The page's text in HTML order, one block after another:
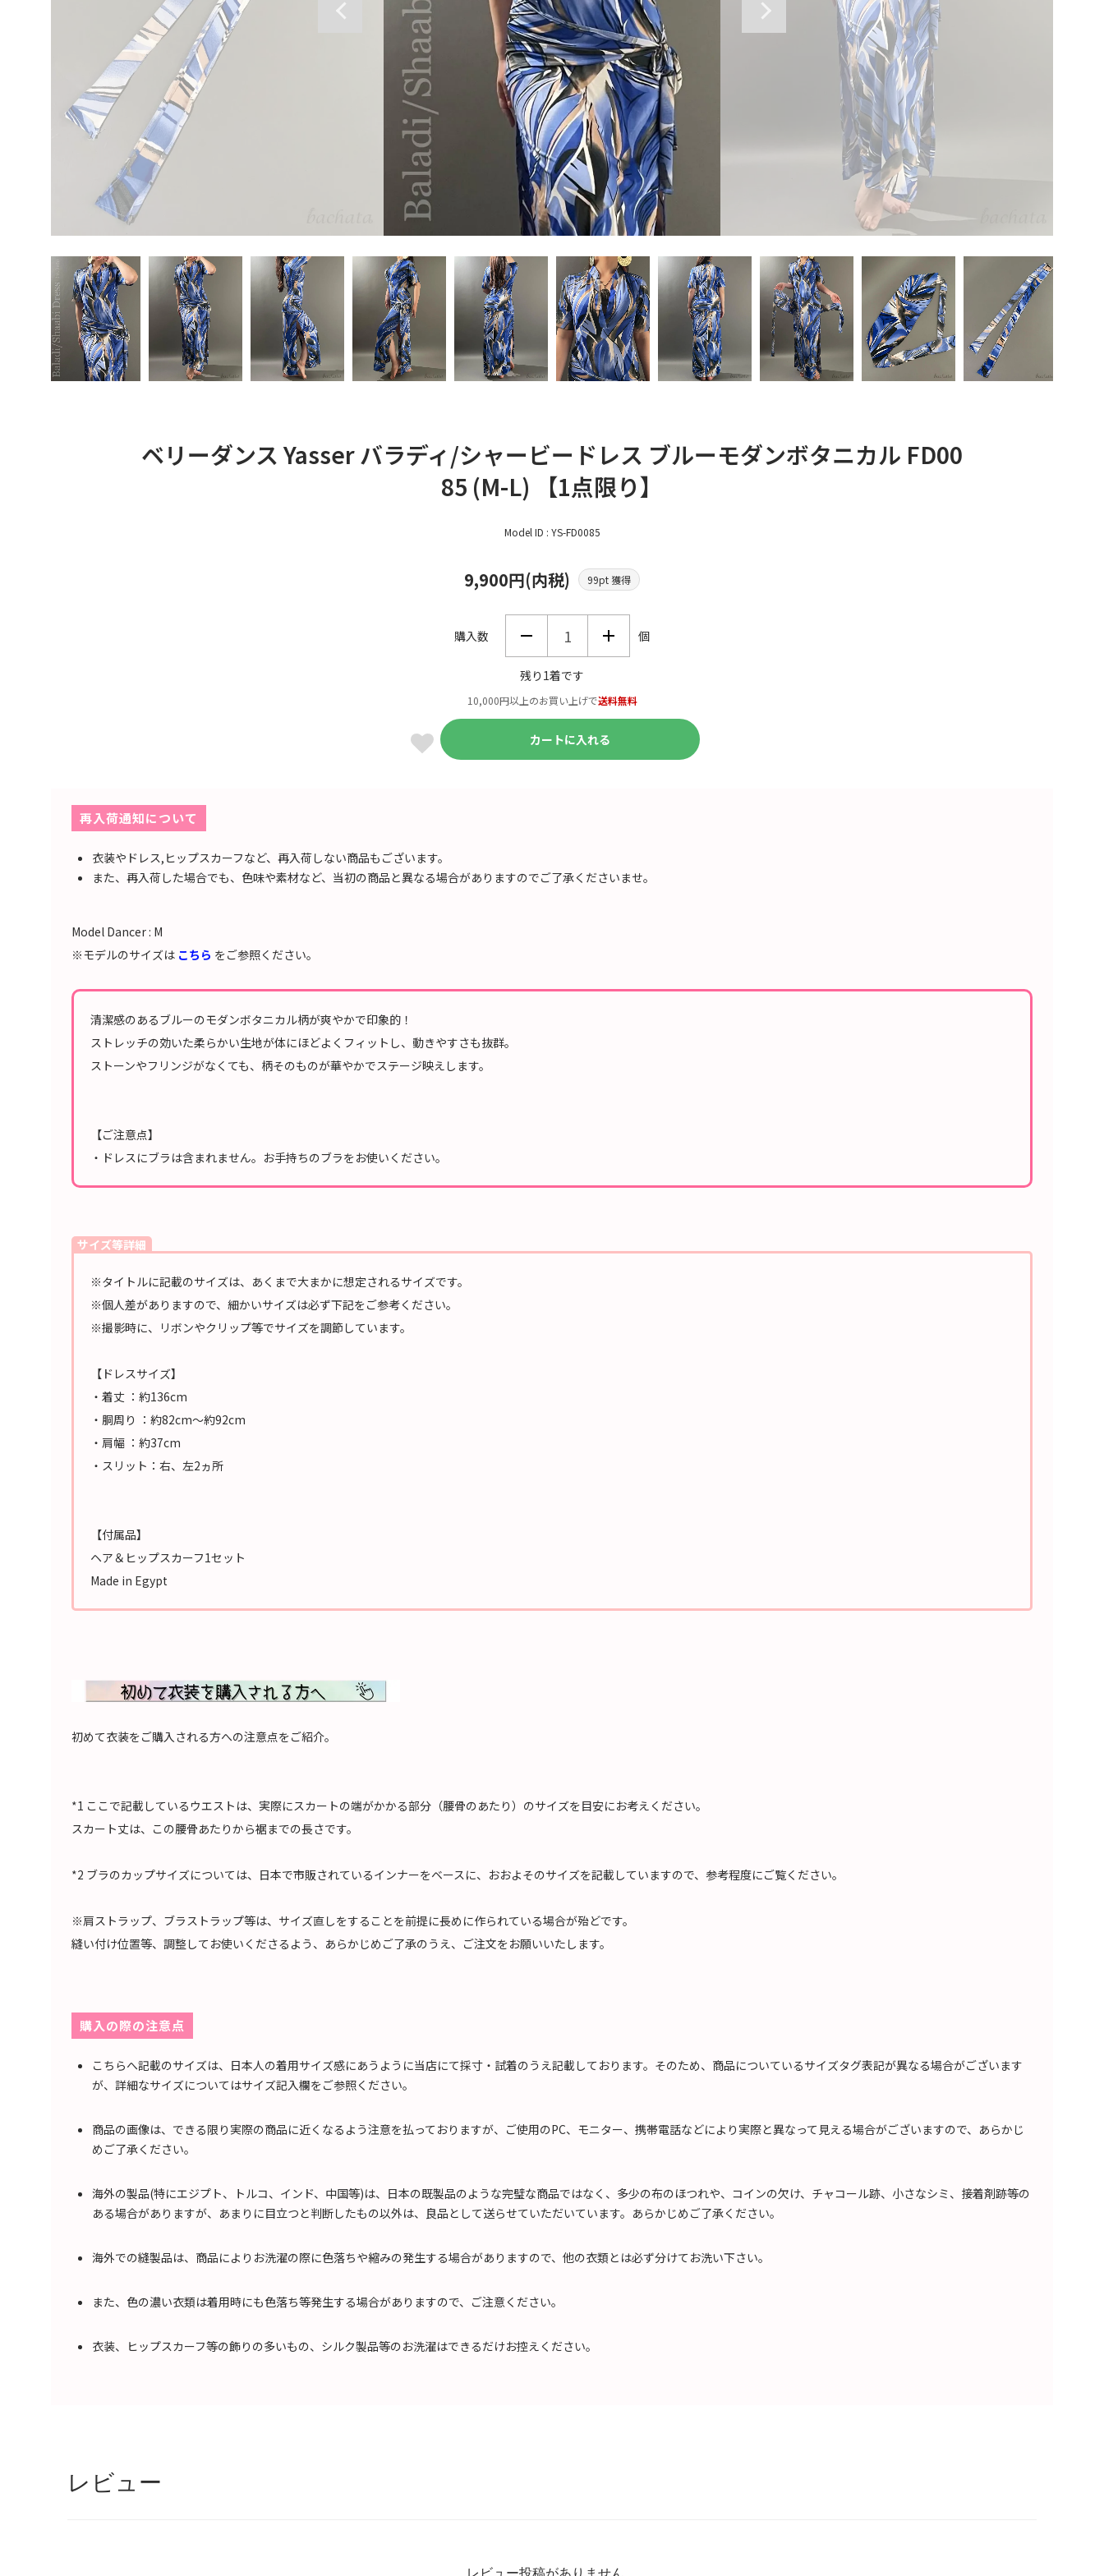
ベリーダンス Yasser バラディ/シャービードレス ブルーモダンボタニカル FD00
85 (M-L) 【1点限り】
Model ID : YS-FD0085
9,900円(内税) 99pt 獲得
購入数 個
残り1着です
10,000円以上のお買い上げで送料無料
カートに入れる
再入荷通知について
衣装やドレス,ヒップスカーフなど、再入荷しない商品もございます。
また、再入荷した場合でも、色味や素材など、当初の商品と異なる場合がありますのでご了承くださいませ。
Model Dancer : M
※モデルのサイズは こちら をご参照ください。
清潔感のあるブルーのモダンボタニカル柄が爽やかで印象的！
ストレッチの効いた柔らかい生地が体にほどよくフィットし、動きやすさも抜群。
ストーンやフリンジがなくても、柄そのものが華やかでステージ映えします。
【ご注意点】
・ドレスにブラは含まれません。お手持ちのブラをお使いください。
サイズ等詳細
※タイトルに記載のサイズは、あくまで大まかに想定されるサイズです。
※個人差がありますので、細かいサイズは必ず下記をご参考ください。
※撮影時に、リボンやクリップ等でサイズを調節しています。
【ドレスサイズ】
・着丈 ：約136cm
・胴周り ：約82cm～約92cm
・肩幅 ：約37cm
・スリット：右、左2ヵ所
【付属品】
ヘア＆ヒップスカーフ1セット
Made in Egypt
初めて衣装をご購入される方への注意点をご紹介。
*1 ここで記載しているウエストは、実際にスカートの端がかかる部分（腰骨のあたり）のサイズを目安にお考えください。
スカート丈は、この腰骨あたりから裾までの長さです。
*2 ブラのカップサイズについては、日本で市販されているインナーをベースに、おおよそのサイズを記載していますので、参考程度にご覧ください。
※肩ストラップ、ブラストラップ等は、サイズ直しをすることを前提に長めに作られている場合が殆どです。
縫い付け位置等、調整してお使いくださるよう、あらかじめご了承のうえ、ご注文をお願いいたします。
購入の際の注意点
こちらへ記載のサイズは、日本人の着用サイズ感にあうように当店にて採寸・試着のうえ記載しております。そのため、商品についているサイズタグ表記が異なる場合がございます
が、詳細なサイズについてはサイズ記入欄をご参照ください。
商品の画像は、できる限り実際の商品に近くなるよう注意を払っておりますが、ご使用のPC、モニター、携帯電話などにより実際と異なって見える場合がございますので、あらかじ
めご了承ください。
海外の製品(特にエジプト、トルコ、インド、中国等)は、日本の既製品のような完璧な商品ではなく、多少の布のほつれや、コインの欠け、チャコール跡、小さなシミ、接着剤跡等の
ある場合がありますが、あまりに目立つと判断したもの以外は、良品として送らせていただいています。あらかじめご了承ください。
海外での縫製品は、商品によりお洗濯の際に色落ちや縮みの発生する場合がありますので、他の衣類とは必ず分けてお洗い下さい。
また、色の濃い衣類は着用時にも色落ち等発生する場合がありますので、ご注意ください。
衣装、ヒップスカーフ等の飾りの多いもの、シルク製品等のお洗濯はできるだけお控えください。
レビュー